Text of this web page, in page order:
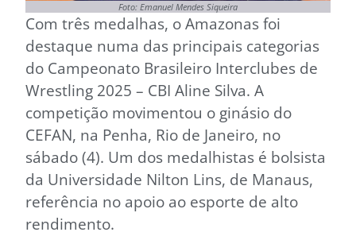
Foto: Emanuel Mendes Siqueira
Com três medalhas, o Amazonas foi
destaque numa das principais categorias
do Campeonato Brasileiro Interclubes de
Wrestling 2025 – CBI Aline Silva. A
competição movimentou o ginásio do
CEFAN, na Penha, Rio de Janeiro, no
sábado (4). Um dos medalhistas é bolsista
da Universidade Nilton Lins, de Manaus,
referência no apoio ao esporte de alto
rendimento.